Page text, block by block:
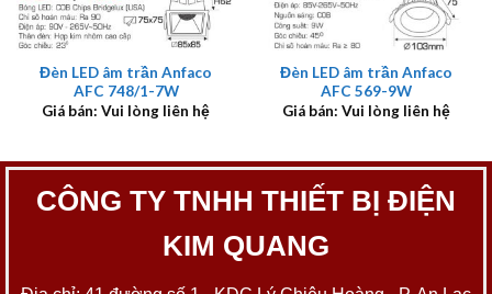
Đèn LED âm trần Anfaco
AFC 748/1-7W
Giá bán: Vui lòng liên hệ
Đèn LED âm trần Anfaco
AFC 569-9W
Giá bán: Vui lòng liên hệ
CÔNG TY TNHH THIẾT BỊ ĐIỆN
KIM QUANG